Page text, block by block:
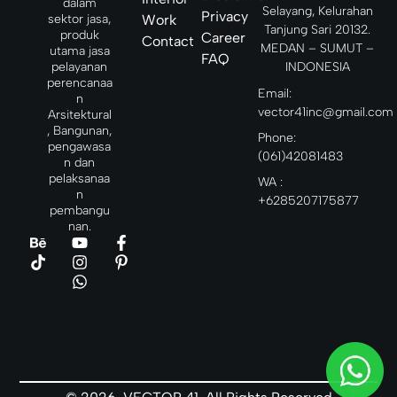
yang
muncul
di
benak
sobat
dalam
sektor jasa,
produk
utama jasa
pelayanan
perencanaa
n
Arsitektural
, Bangunan,
pengawasa
n dan
pelaksanaa
n
pembangu
nan.
Work
Contact
Privacy
Career
FAQ
Selayang, Kelurahan
Tanjung Sari 20132.
MEDAN – SUMUT –
INDONESIA
Email:
vector41inc@gmail.com
Phone:
(061)42081483
WA :
+6285207175877